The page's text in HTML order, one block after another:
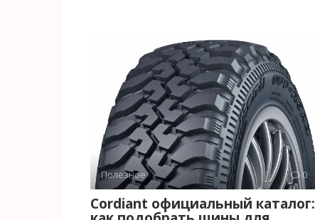
Полезное 0
Cordiant официальный каталог: